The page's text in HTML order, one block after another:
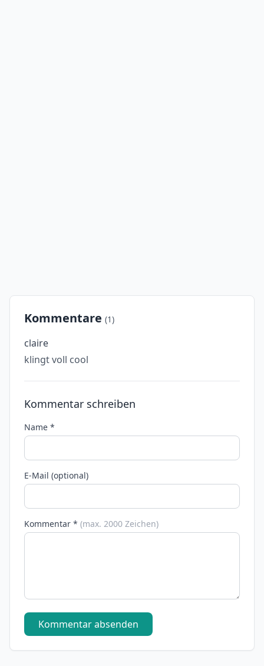
Kommentare (1)
claire
klingt voll cool
Kommentar schreiben
Name *
E-Mail (optional)
Kommentar * (max. 2000 Zeichen)
Kommentar absenden